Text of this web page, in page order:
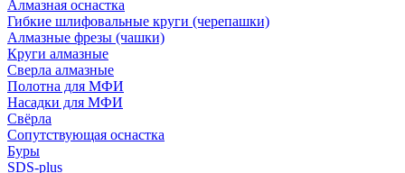
Алмазная оснастка
Гибкие шлифовальные круги (черепашки)
Алмазные фрезы (чашки)
Круги алмазные
Сверла алмазные
Полотна для МФИ
Насадки для МФИ
Свёрла
Сопутствующая оснастка
Буры
SDS-plus